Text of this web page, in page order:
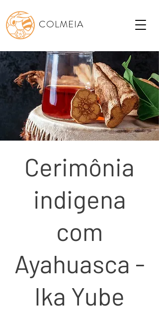
COLMEIA
Cerimônia
indigena
com
Ayahuasca -
Ika Yube